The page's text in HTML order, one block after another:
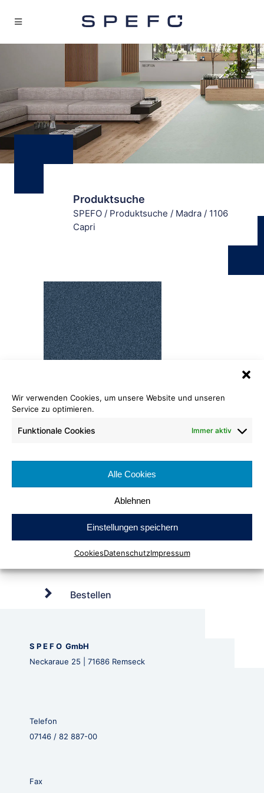
Wir verwenden Cookies, um unsere Website und unseren
Service zu optimieren.
Funktionale Cookies Immer aktiv
Alle Cookies
Ablehnen
Einstellungen speichern
CookiesDatenschutzImpressum
Produktsuche
SPEFO / Produktsuche / Madra / 1106
Capri
Brennverhalten: Cfl-s1
Bestellen
Madra
S P E F O GmbH
Neckaraue 25 | 71686 Remseck
Telefon
07146 / 82 887-00
Fax